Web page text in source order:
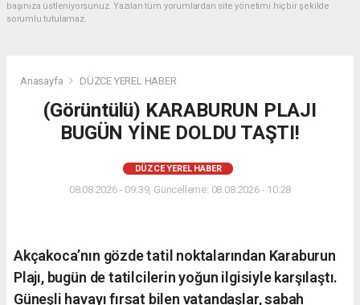
başınıza üstleniyorsunuz. Yazılan tüm yorumlardan site yönetimi hiçbir şekilde
sorumlu tutulamaz.
Anasayfa DÜZCE YEREL HABER
(Görüntülü) KARABURUN PLAJI
BUGÜN YİNE DOLDU TAŞTI!
DÜZCE YEREL HABER
08.08.2026 - 09:39, Güncelleme: 08.08.2026 - 10:28
Akçakoca’nın gözde tatil noktalarından Karaburun
Plajı, bugün de tatilcilerin yoğun ilgisiyle karşılaştı.
Güneşli havayı fırsat bilen vatandaşlar, sabah